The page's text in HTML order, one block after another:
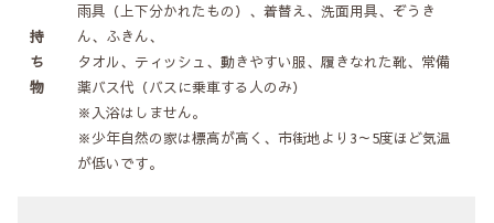
持
ち
物
雨具（上下分かれたもの）、着替え、洗面用具、ぞうき
ん、ふきん、
タオル、ティッシュ、動きやすい服、履きなれた靴、常備
薬バス代（バスに乗車する人のみ）
※入浴はしません。
※少年自然の家は標高が高く、市街地より3～5度ほど気温
が低いです。